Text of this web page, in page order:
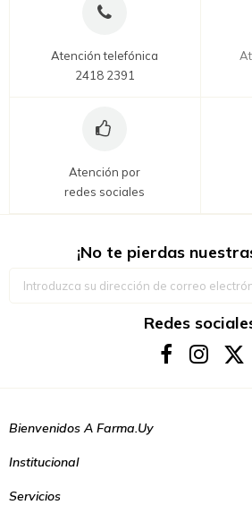
Atención telefónica
2418 2391
Atención por
redes sociales
¡No te pierdas
Redes
Bienvenidos A Farma.uy
Institucional
Servicios